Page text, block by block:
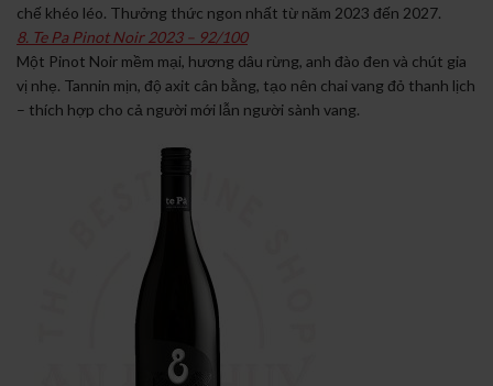
chế khéo léo. Thưởng thức ngon nhất từ ​​năm 2023 đến 2027.
8. Te Pa Pinot Noir 2023 – 92/100
Một Pinot Noir mềm mại, hương dâu rừng, anh đào đen và chút gia
vị nhẹ. Tannin mịn, độ axit cân bằng, tạo nên chai vang đỏ thanh lịch
– thích hợp cho cả người mới lẫn người sành vang.